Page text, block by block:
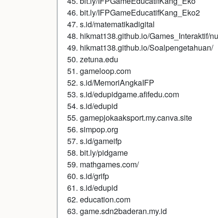
46. bit.ly/IFPGameEducatifKang_Eko2
47. s.id/matematikadigital
48. hikmat138.github.io/Games_Interaktif/
49. hikmat138.github.io/Soalpengetahuan/
50. zetuna.edu
51. gameloop.com
52. s.id/MemoriAngkaIFP
53. s.id/edupidgame.afifedu.com
54. s.id/edupid
55. gamepjokaaksport.my.canva.site
56. simpop.org
57. s.id/gameifp
58. bit.ly/pidgame
59. mathgames.com/
60. s.id/grifp
61. s.id/edupid
62. education.com
63. game.sdn2baderan.my.id